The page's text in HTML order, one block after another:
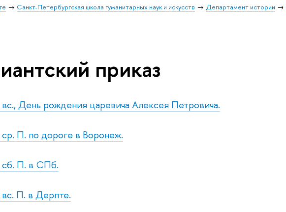
Санкт-Петербургская школа гуманитарных наук и искусств Департамент истории
приказ
День рождения царевича Алексея Петровича.
П. по дороге в Воронеж.
сб. П. в СПб.
П. в Дерпте.